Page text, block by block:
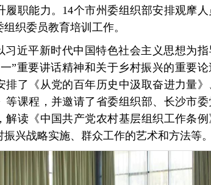
履职能力。14个市州委组织部安排观摩
织委员教育培训工作。
习近平新时代中国特色社会主义思想为
”重要讲话精神和关于乡村振兴的重要
排了《从党的百年历史中汲取奋进力量
等课程，并邀请了省委组织部、长沙市
解读《中国共产党农村基层组织工作条
兴战略实施、群众工作的艺术和方法等。